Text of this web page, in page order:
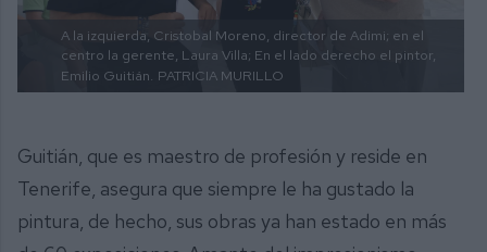
A la izquierda, Cristobal Moreno, director de Adimi; en el
centro la gerente, Laura Villa; En el lado derecho el pintor,
Emilio Guitián. PATRICIA MURILLO
Guitián, que es maestro de profesión y reside en
Tenerife, asegura que siempre le ha gustado la
pintura, de hecho, sus obras ya han estado en más